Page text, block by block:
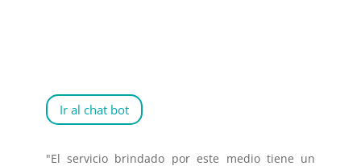
Ir al chat bot
"El servicio brindado por este medio tiene un